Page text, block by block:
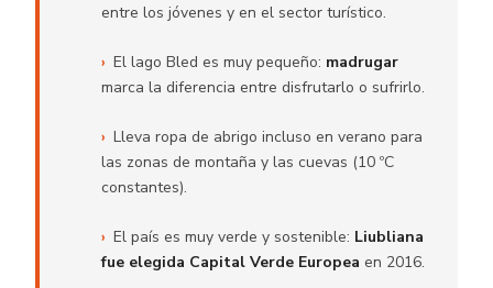
entre los jóvenes y en el sector turístico.
El lago Bled es muy pequeño: madrugar
marca la diferencia entre disfrutarlo o sufrirlo.
Lleva ropa de abrigo incluso en verano para
las zonas de montaña y las cuevas (10 ºC
constantes).
El país es muy verde y sostenible: Liubliana
fue elegida Capital Verde Europea en 2016.